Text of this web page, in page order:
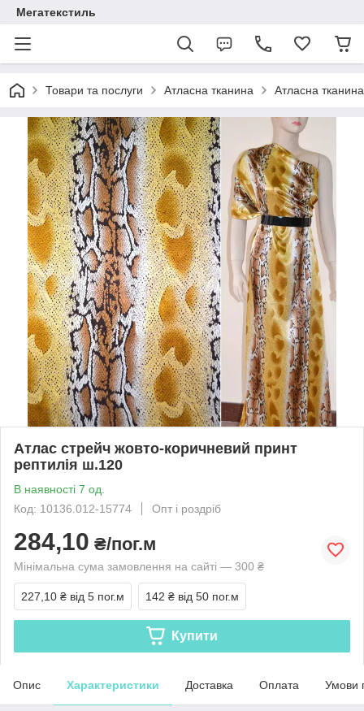
Мегатекстиль
Товари та послуги Атласна тканина Атласна
Атлас стрейч жовто-коричневий принт
рептилія ш.120
В наявності 7 од.
Код: 10136.012-15774
Опт і роздріб
284,10 ₴/пог.м
Мінімальна сума замовлення на сайті — 300 ₴
227,10 ₴ від 5 пог.м 142 ₴ від 50 пог.м
Купити
Опис Характеристики Доставка Оплата Умови